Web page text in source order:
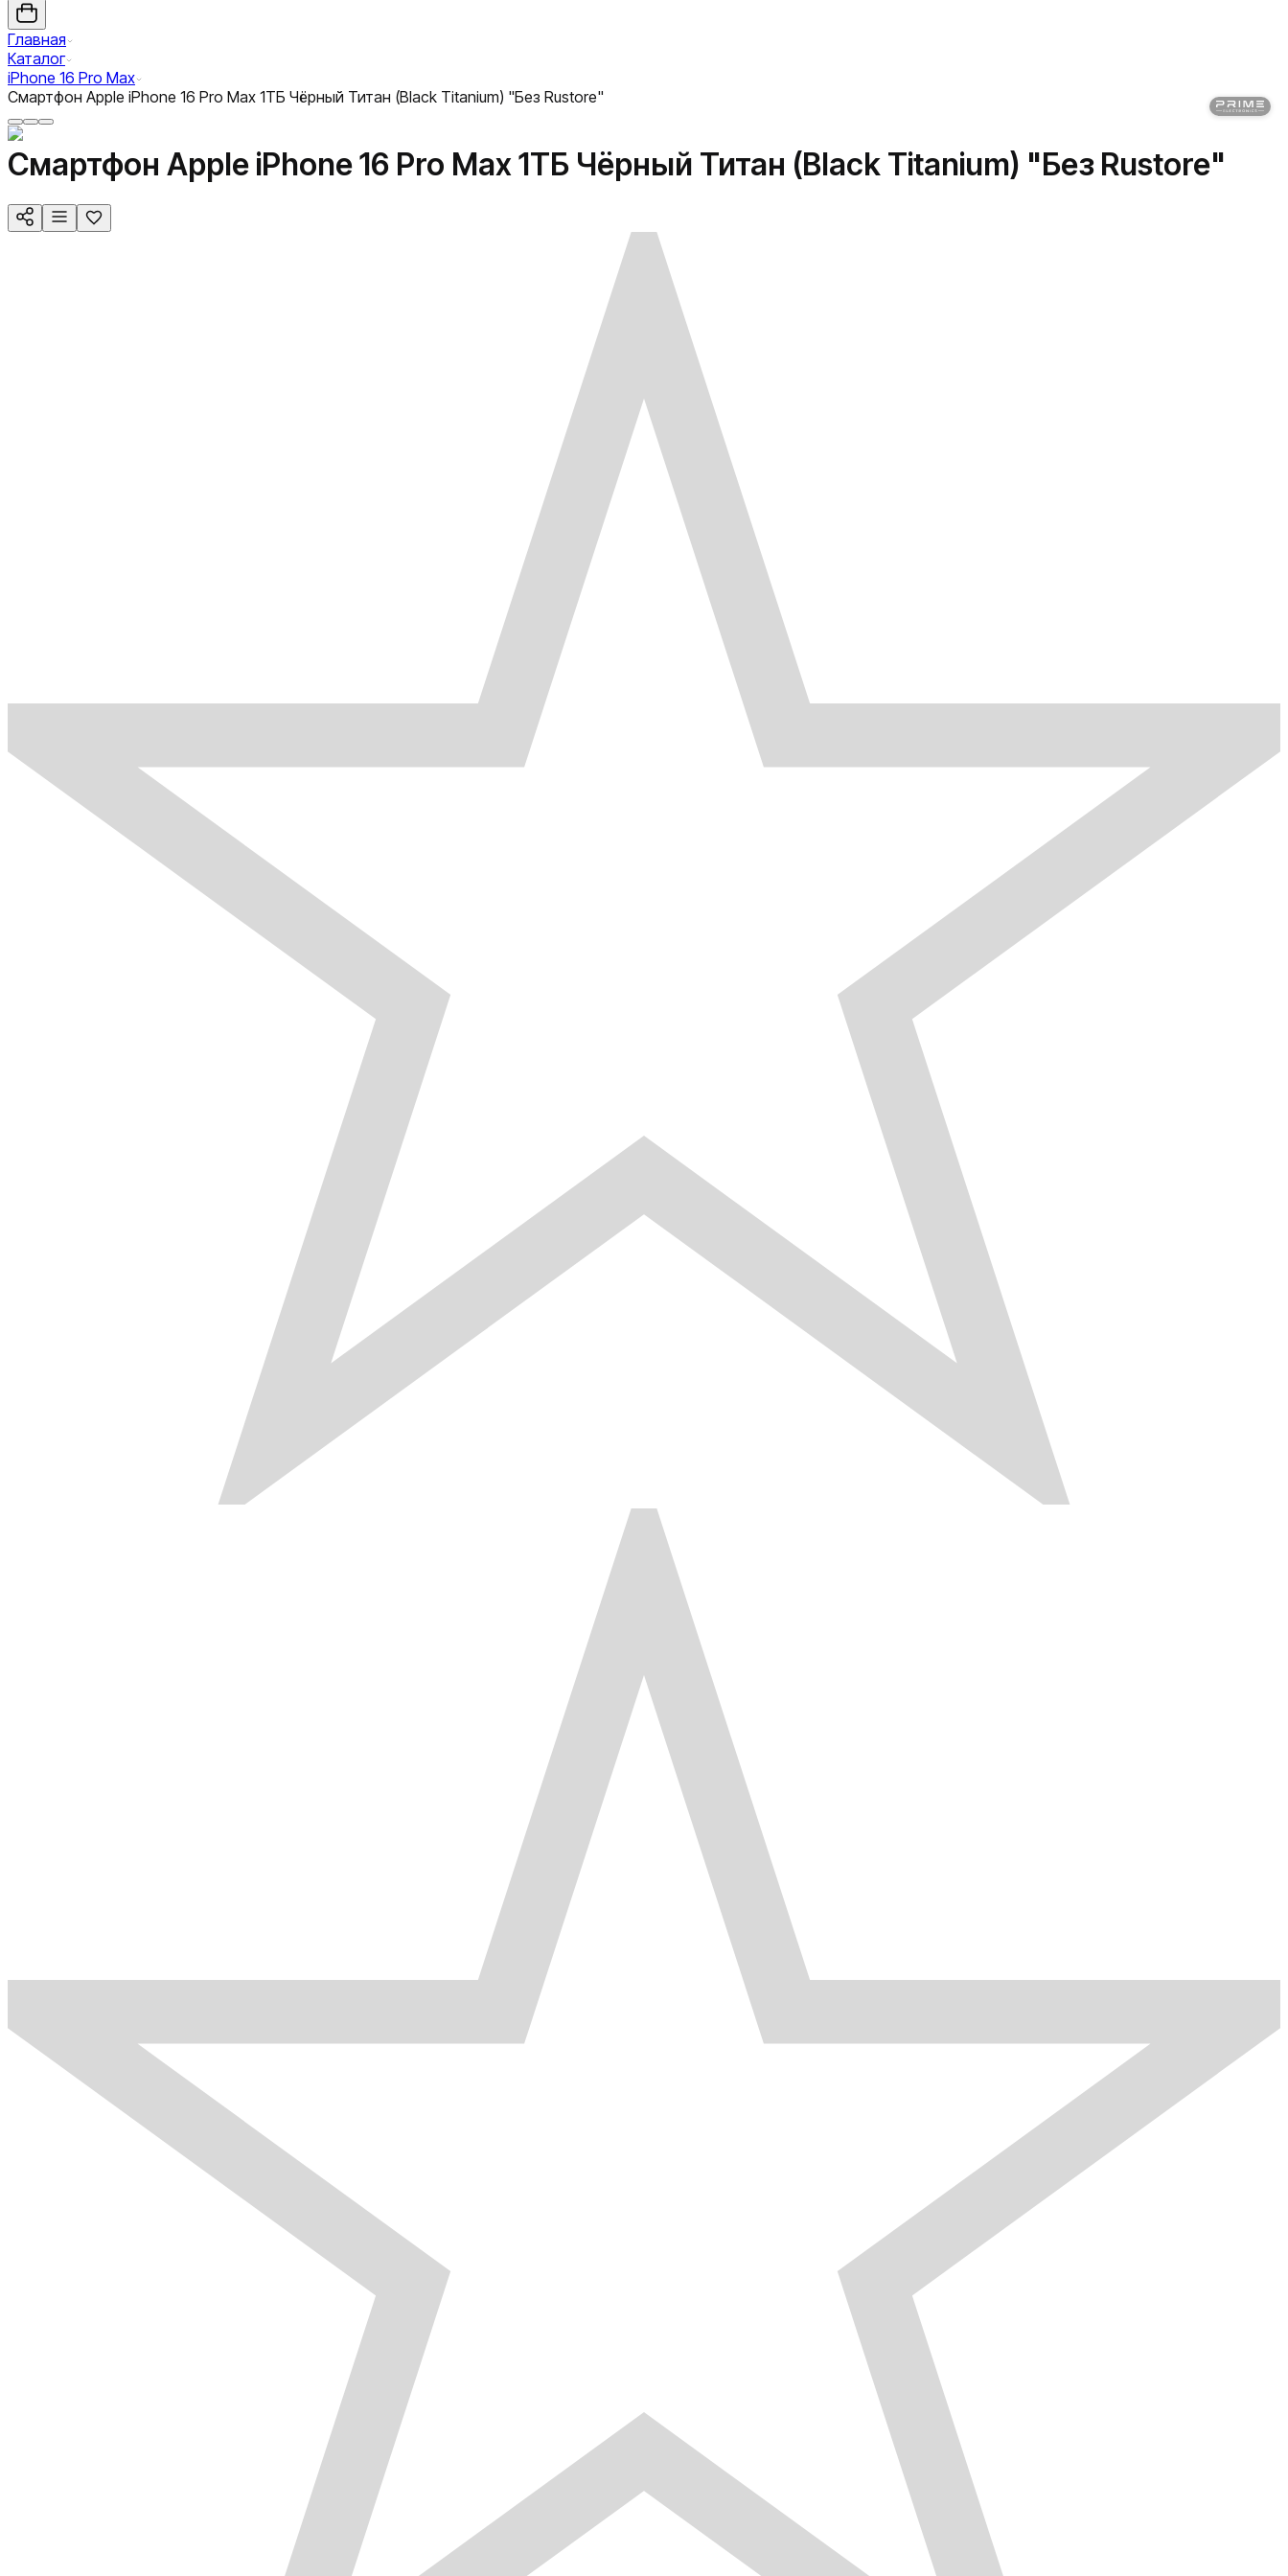
Главная
Каталог
iPhone 16 Pro Max
Смартфон Apple iPhone 16 Pro Max 1ТБ Чёрный Титан (Black Titanium) "Без Rustore"
Смартфон Apple iPhone 16 Pro Max 1ТБ Чёрный Титан (Black Titanium) "Без Rustore"